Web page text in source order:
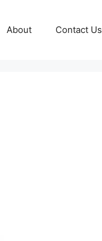
About Contact Us